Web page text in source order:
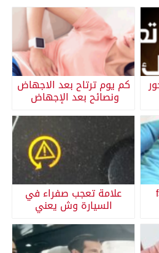
كم يوم ترتاح بعد الاجهاض
ونصائح بعد الإجهاض
علامة تعجب صفراء في
السيارة وش يعني